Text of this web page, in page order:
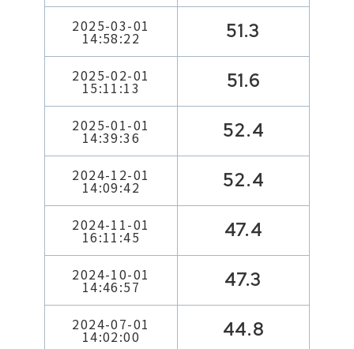
2025-03-01
14:58:22 51.3
2025-02-01
15:11:13 51.6
2025-01-01
14:39:36 52.4
2024-12-01
14:09:42 52.4
2024-11-01
16:11:45 47.4
2024-10-01
14:46:57 47.3
2024-07-01
14:02:00 44.8